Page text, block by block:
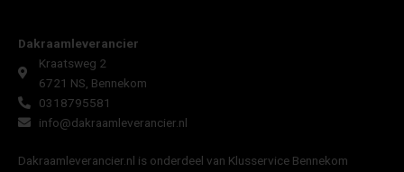
Dakraamleverancier
Kraatsweg 2
6721 NS, Bennekom
0318795581
info@dakraamleverancier.nl
Dakraamleverancier.nl is onderdeel van Klusservice Bennekom